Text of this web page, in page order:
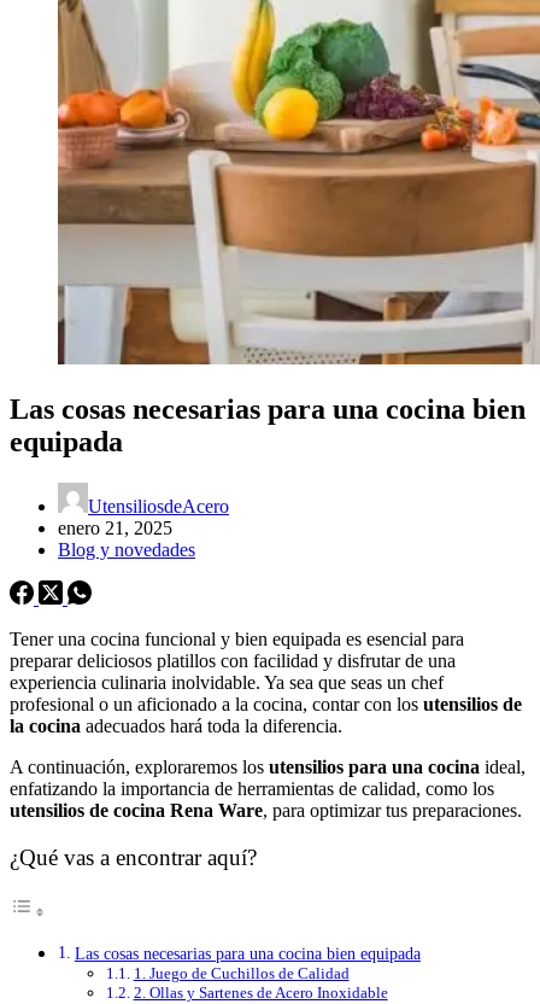
Las cosas necesarias para una cocina bien
equipada
UtensiliosdeAcero
enero 21, 2025
Blog y novedades
Tener una cocina funcional y bien equipada es esencial para
preparar deliciosos platillos con facilidad y disfrutar de una
experiencia culinaria inolvidable. Ya sea que seas un chef
profesional o un aficionado a la cocina, contar con los utensilios de
la cocina adecuados hará toda la diferencia.
A continuación, exploraremos los utensilios para una cocina ideal,
enfatizando la importancia de herramientas de calidad, como los
utensilios de cocina Rena Ware, para optimizar tus preparaciones.
¿Qué vas a encontrar aquí?
Las cosas necesarias para una cocina bien equipada
1. Juego de Cuchillos de Calidad
2. Ollas y Sartenes de Acero Inoxidable